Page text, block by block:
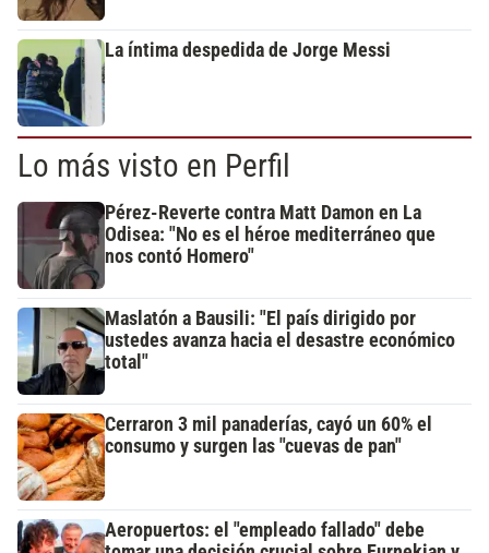
La íntima despedida de Jorge Messi
Lo más visto en Perfil
Pérez-Reverte contra Matt Damon en La
Odisea: "No es el héroe mediterráneo que
nos contó Homero"
Maslatón a Bausili: "El país dirigido por
ustedes avanza hacia el desastre económico
total"
Cerraron 3 mil panaderías, cayó un 60% el
consumo y surgen las "cuevas de pan"
Aeropuertos: el "empleado fallado" debe